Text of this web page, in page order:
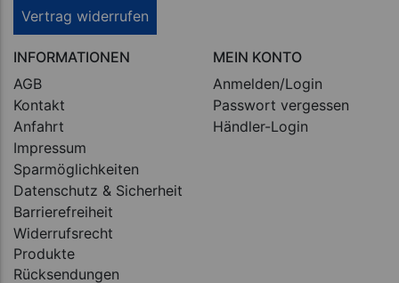
Vertrag widerrufen
INFORMATIONEN
AGB
Kontakt
Anfahrt
Impressum
Sparmöglichkeiten
Datenschutz & Sicherheit
Barrierefreiheit
Widerrufsrecht
Produkte
Rücksendungen
MEIN KONTO
Anmelden/Login
Passwort vergessen
Händler-Login